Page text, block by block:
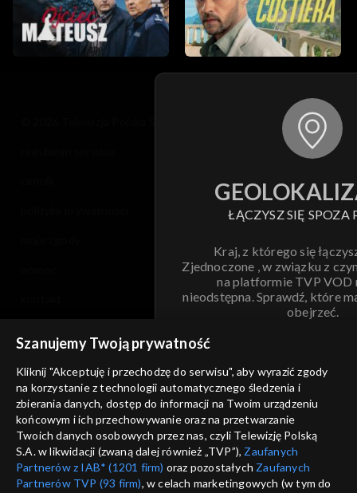
ŁĄCZYSZ SIĘ SPOZA
Kraj, z którego się
Zjednoczone , w związku z
na platformie TVP VOD
nieodstępna. Sprawdź, które
obejrzeć.
ANULUJ
informacje o dostawcy usług
Szanujemy Twoją prywatność
Kliknij "Akceptuję i przechodzę do serwisu", aby wyrazić zgody
na korzystanie z technologii automatycznego śledzenia i
zbierania danych, dostęp do informacji na Twoim urządzeniu
końcowym i ich przechowywanie oraz na przetwarzanie
Twoich danych osobowych przez nas, czyli Telewizję Polską
S.A. w likwidacji (zwaną dalej również „TVP”), Zaufanych
Partnerów z IAB* (1201 firm) oraz pozostałych Zaufanych
Partnerów TVP (93 firm), w celach marketingowych (w tym do